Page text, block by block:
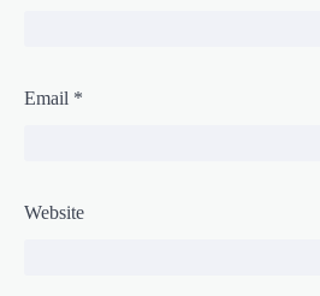
Email *
Website